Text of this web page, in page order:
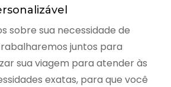
sobre sua necessidade de
juntos para
sua viagem para atender às
exatas, para que você